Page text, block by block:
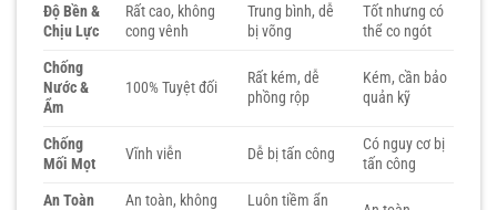
Độ Bền &
Chịu Lực
Rất cao, không
cong vênh
Trung bình, dễ
bị võng
Tốt nhưng có
thể co ngót
Chống
Nước &
Ẩm
100% Tuyệt đối
Rất kém, dễ
phồng rộp
Kém, cần bảo
quản kỹ
Chống
Mối Mọt
Vĩnh viễn Dễ bị tấn công
Có nguy cơ bị
tấn công
An Toàn
An toàn, không
Luôn tiềm ẩn